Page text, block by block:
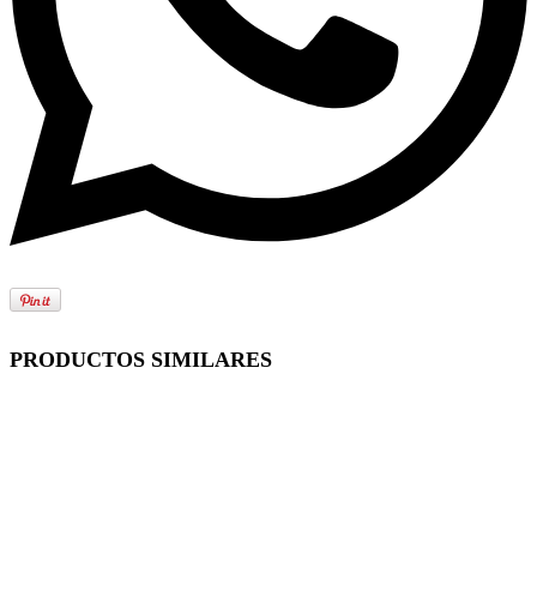
PRODUCTOS SIMILARES